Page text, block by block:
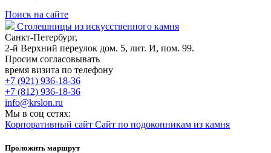
Поиск на сайте
Столешницы из искусственного камня
Санкт-Петербург,
2-й Верхний переулок дом. 5, лит. И, пом. 99.
Просим согласовывать
время визита по телефону
+7 (921) 936-18-36
+7 (812) 936-18-36
info@krslon.ru
Мы в соц сетях:
Корпоративный сайт Сайт по подоконникам из камня
Проложить маршрут